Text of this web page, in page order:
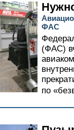
ФАС
(ФАС)
по